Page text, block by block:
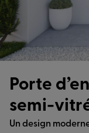
Porte
semi-
Un design